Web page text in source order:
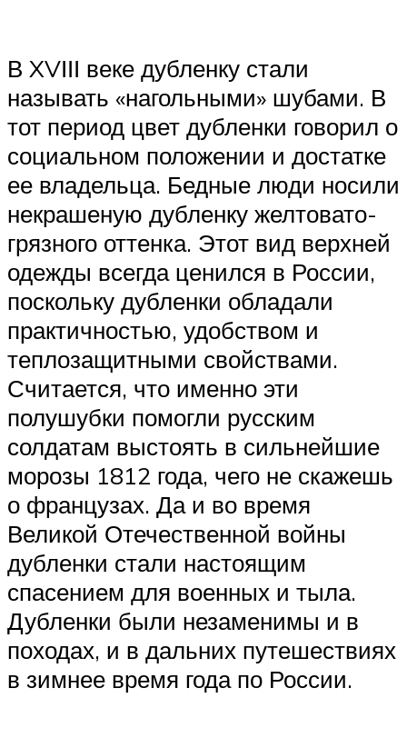
В XVІІІ веке дубленку стали
называть «нагольными» шубами. В
тот период цвет дубленки говорил о
социальном положении и достатке
ее владельца. Бедные люди носили
некрашеную дубленку желтовато-
грязного оттенка. Этот вид верхней
одежды всегда ценился в России,
поскольку дубленки обладали
практичностью, удобством и
теплозащитными свойствами.
Считается, что именно эти
полушубки помогли русским
солдатам выстоять в сильнейшие
морозы 1812 года, чего не скажешь
о французах. Да и во время
Великой Отечественной войны
дубленки стали настоящим
спасением для военных и тыла.
Дубленки были незаменимы и в
походах, и в дальних путешествиях
в зимнее время года по России.